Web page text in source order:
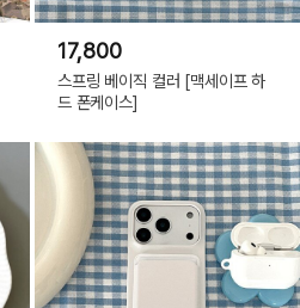
17,800
스프링 베이직 컬러 [맥세이프 하
드 폰케이스]